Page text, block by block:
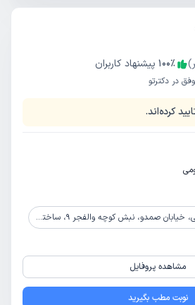
100٪
پیشنهاد کاربران
در دکترتو
کرده‌اند.
صمدو، نبش کوچه والفجر 9، ساختمان گاندی، طبقه 3 - واحد 8
مشاهده پروفایل
نوبت مطب بگیرید